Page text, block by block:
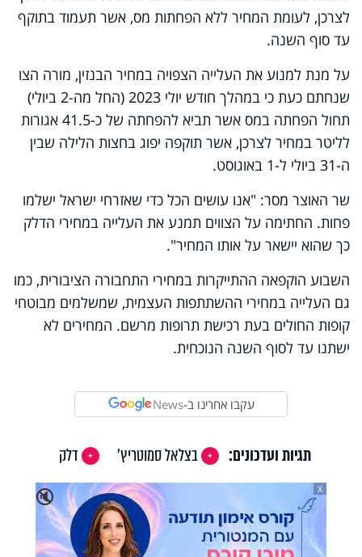
לצרכן, לעומת המחיר ללא הפחתות מס, אשר תעמוד בתוקף
עד סוף השנה.
על מנת למנוע את העלייה הצפויה במחיר הבנזין, מורה הצו
שנחתם כעת כי במהלך חודש יולי 2023 (החל מה-2 ביולי)
תחול הפחתה במס אשר תביא להפחתה של כ-41.5 אגורות
לליטר במחיר לצרכן, אשר תוקפה יפוג בחצות הלילה שבין
ה-31 ביולי ל-1 באוגוסט.
שר האוצר מסר: "אנו עושים הכל כדי שאזרחי ישראל ישלמו
פחות. החתימה על הצווים תמנע את העלייה במחירי הדלק
כך שהוא יישאר על אותו המחיר".
השבוע הוקפאה ההתייקרות במחירי התחבורה הציבורית, כמו
גם העלייה במחירי ההשתתפות העצמית, שמשלמים מבוטחי
קופות החולים בעת רכישת תרופות מרשם. המחירים לא
ישתנו עד לסוף השנה הנוכחית.
עקבו אחרינו ב-News
תגיות ועדכונים: בצלאל סמוטריץ'
דלק
🔇
X